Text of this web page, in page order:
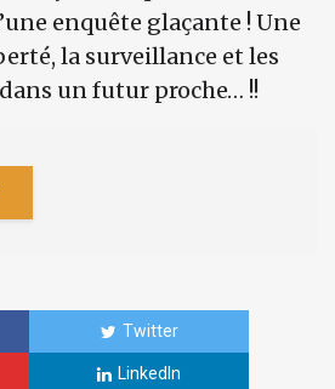
enquête glaçante ! Une
la surveillance et les
un futur proche… !!
Twitter
LinkedIn